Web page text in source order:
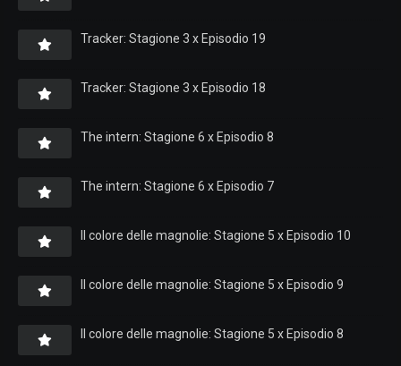
Tracker: Stagione 3 x Episodio 19
Tracker: Stagione 3 x Episodio 18
The intern: Stagione 6 x Episodio 8
The intern: Stagione 6 x Episodio 7
Il colore delle magnolie: Stagione 5 x Episodio 10
Il colore delle magnolie: Stagione 5 x Episodio 9
Il colore delle magnolie: Stagione 5 x Episodio 8